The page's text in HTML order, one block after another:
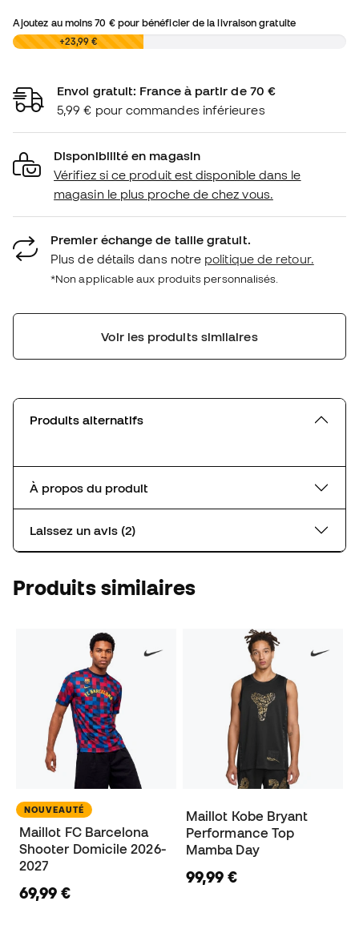
Ajoutez au moins70 €pour bénéficier de la livraison gratuite
0,00 € +23,99 €
Envoi gratuit: France à partir de 70 €
5,99 € pour commandes inférieures
Disponibilité en magasin
Vérifiez si ce produit est disponible dans le
magasin le plus proche de chez vous.
Premier échange de taille gratuit.
Plus de détails dans notre politique de retour.
*Non applicable aux produits personnalisés.
Voir les produits similaires
Produits alternatifs
À propos du produit
Laissez un avis (2)
Produits similaires
NOUVEAUTÉ
Maillot FC Barcelona
Shooter Domicile 2026-
2027
69,99 €
Maillot Kobe Bryant
Performance Top
Mamba Day
99,99 €